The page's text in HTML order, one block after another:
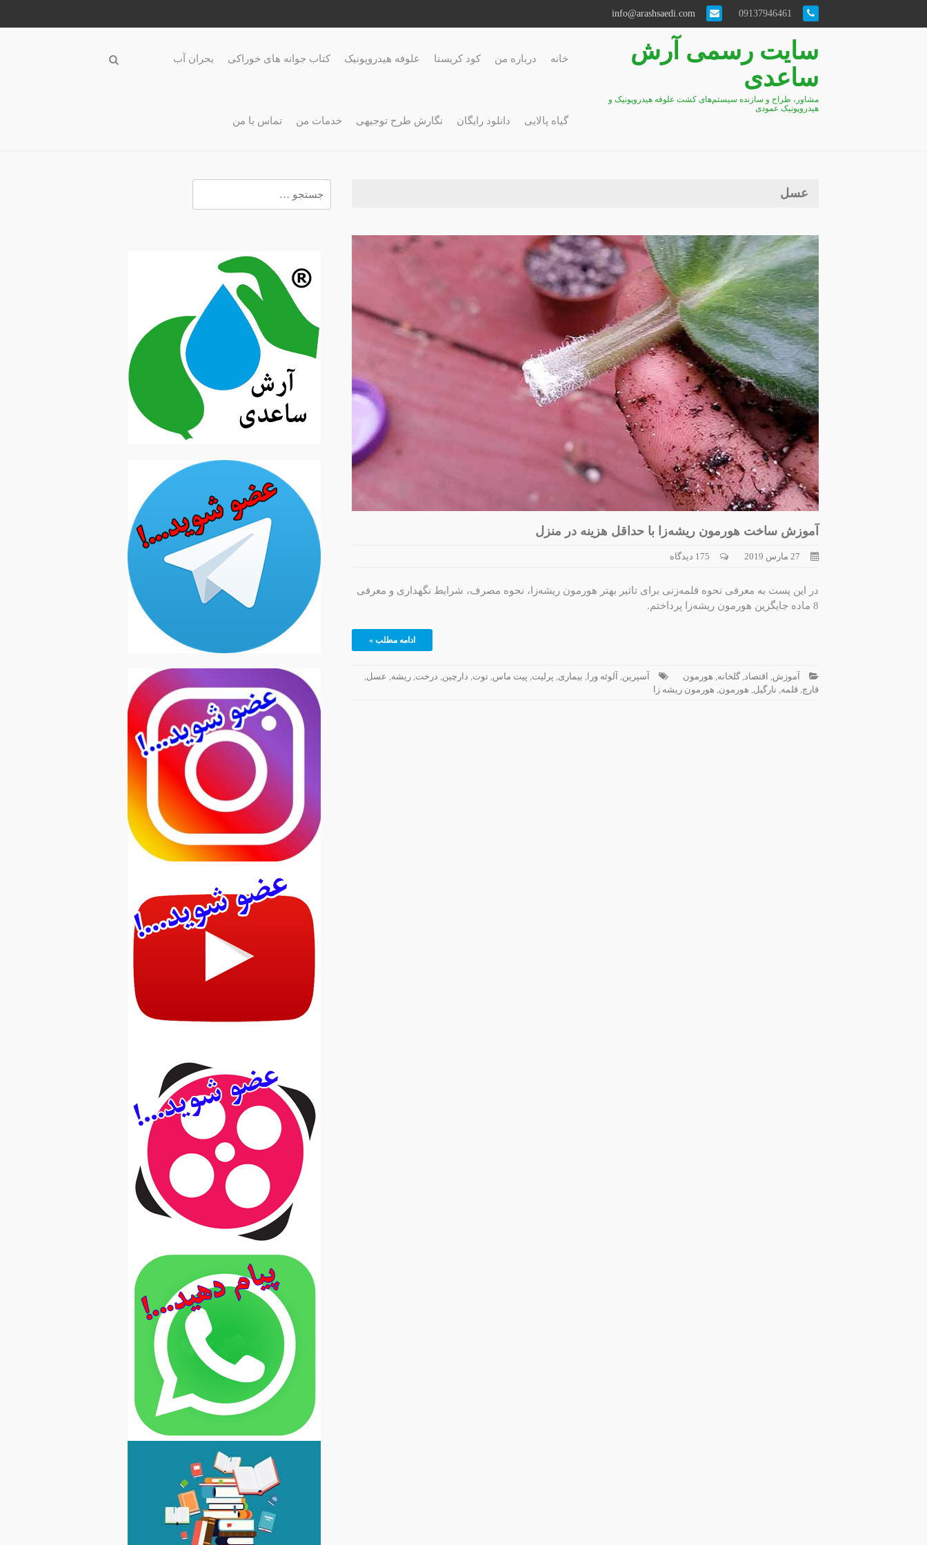
سایت رسمی آرش
ساعدی
مشاور، طراح و سازنده سیستم‌های کشت علوفه هیدروپونیک و
هیدروپونیک عمودی
خانه درباره من کود کریستا علوفه هیدروپونیک کتاب جوانه های خوراکی بحران آب
گیاه پالایی دانلود رایگان نگارش طرح توجیهی خدمات من تماس با من
عسل
آموزش ساخت هورمون ریشه‌زا با حداقل هزینه در منزل
27 مارس 2019 175 دیدگاه
در این پست به معرفی نحوه قلمه‌زنی برای تاثیر بهتر هورمون ریشه‌زا، نحوه مصرف، شرایط نگهداری و معرفی
8 ماده جایگزین هورمون ریشه‌زا پرداختم.
ادامه مطلب »
آموزش اقتصاد گلخانه هورمون آسپرین آلوئه ورا بیماری پرلیت پیت ماس توت دارچین درخت ریشه عسل
قارچ قلمه نارگیل هورمون هورمون ریشه زا
برای: